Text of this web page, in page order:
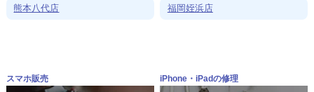
熊本八代店 福岡姪浜店
スマホ販売 iPhone・iPadの修理